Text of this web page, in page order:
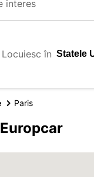
Locuiesc în
Paris